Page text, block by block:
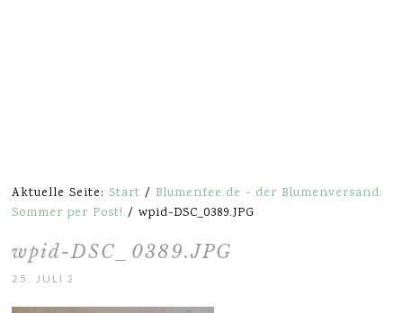
Aktuelle Seite:Start / Blumenfee.de - der Blumenversand:
Sommer per Post!/ wpid-DSC_0389.JPG
wpid-DSC_0389.JPG
25. JULI 2013